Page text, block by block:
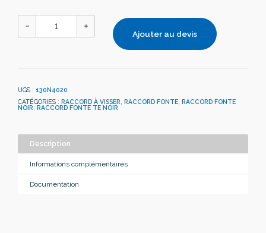
Ajouter au devis
UGS : 130N4020
CATÉGORIES : RACCORD À VISSER RACCORD FONTE RACCORD FONTE
NOIR RACCORD FONTE TE NOIR
Description
Informations complémentaires
Documentation